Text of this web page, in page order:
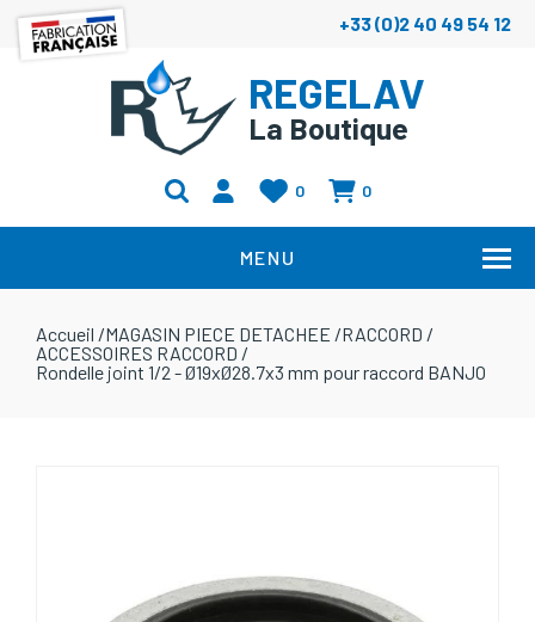
+33 (0)2 40 49 54 12
REGELAV
La Boutique
0 0
MENU
Accueil /MAGASIN PIECE DETACHEE /RACCORD /
ACCESSOIRES RACCORD /
Rondelle joint 1/2 - Ø19xØ28.7x3 mm pour raccord BANJO